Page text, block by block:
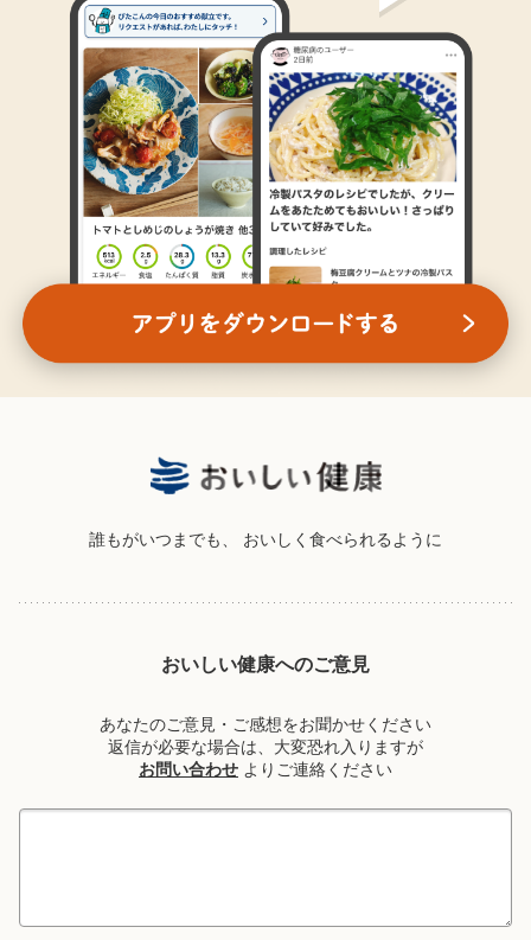
誰もがいつまでも、 おいしく食べられるように
おいしい健康へのご意見
あなたのご意見・ご感想をお聞かせください
返信が必要な場合は、大変恐れ入りますが
お問い合わせ よりご連絡ください